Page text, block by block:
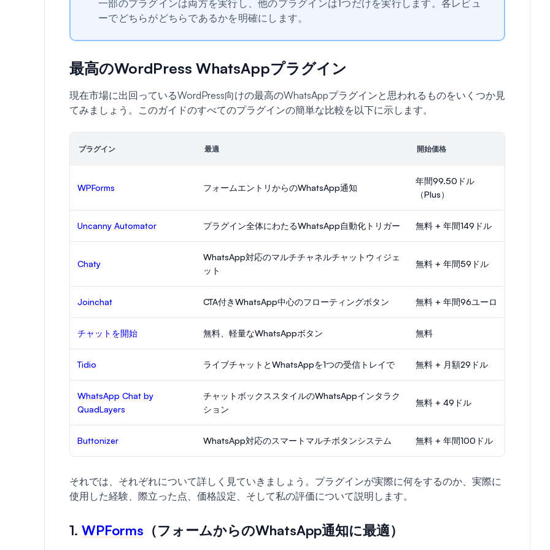
一部のプラグインは両方を実行し、他のプラグインは1つだけを実行します。各レビュ
ーでどちらがどちらであるかを明確にします。
最高のWordPress WhatsAppプラグイン
現在市場に出回っているWordPress向けの最高のWhatsAppプラグインと思われるものをいくつか見
てみましょう。このガイドのすべてのプラグインの簡単な比較を以下に示します。
プラグイン 最適 開始価格
WPForms フォームエントリからのWhatsApp通知
年間99.50ドル
（Plus）
Uncanny Automator プラグイン全体にわたるWhatsApp自動化トリガー 無料 + 年間149ドル
Chaty
WhatsApp対応のマルチチャネルチャットウィジェ
ット
無料 + 年間59ドル
Joinchat CTA付きWhatsApp中心のフローティングボタン 無料 + 年間96ユーロ
チャットを開始 無料、軽量なWhatsAppボタン 無料
Tidio ライブチャットとWhatsAppを1つの受信トレイで 無料 + 月額29ドル
WhatsApp Chat by
QuadLayers
チャットボックススタイルのWhatsAppインタラク
ション
無料 + 49ドル
Buttonizer WhatsApp対応のスマートマルチボタンシステム 無料 + 年間100ドル
それでは、それぞれについて詳しく見ていきましょう。プラグインが実際に何をするのか、実際に
使用した経験、際立った点、価格設定、そして私の評価について説明します。
1. WPForms （フォームからのWhatsApp通知に最適）